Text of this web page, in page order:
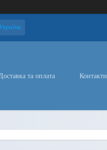
та оплата Контакти